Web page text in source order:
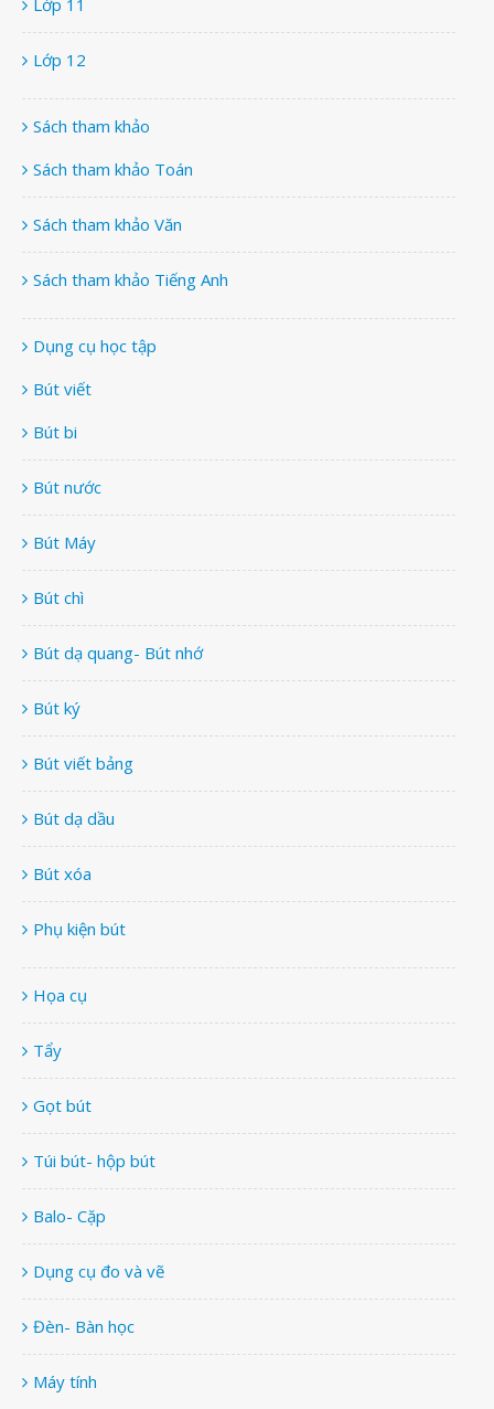
Lớp 11
Lớp 12
Sách tham khảo
Sách tham khảo Toán
Sách tham khảo Văn
Sách tham khảo Tiếng Anh
Dụng cụ học tập
Bút viết
Bút bi
Bút nước
Bút Máy
Bút chì
Bút dạ quang- Bút nhớ
Bút ký
Bút viết bảng
Bút dạ dầu
Bút xóa
Phụ kiện bút
Họa cụ
Tẩy
Gọt bút
Túi bút- hộp bút
Balo- Cặp
Dụng cụ đo và vẽ
Đèn- Bàn học
Máy tính